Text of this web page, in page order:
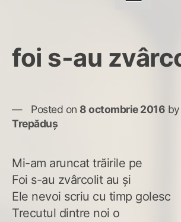
foi s-au
Posted on 8 octombrie 2016 by
Trepăduș
Mi-am aruncat trăirile pe
Foi s-au zvârcolit au și
Ele nevoi scriu cu timp golesc
Trecutul dintre noi o